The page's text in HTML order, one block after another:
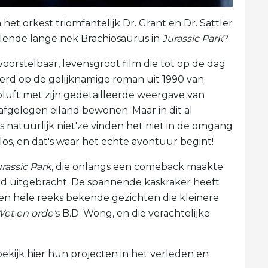
orkest triomfantelijk Dr. Grant en Dr. Sattler
lange nek Brachiosaurus in Jurassic Park?
levensgroot film die tot op de dag
op de gelijknamige roman uit 1990 van
met zijn gedetailleerde weergave van
eiland bewonen. Maar in dit al
natuurlijk niet'ze vinden het niet in de omgang
en dat's waar het echte avontuur begint!
Park, die onlangs een comeback maakte
uitgebracht. De spannende kaskraker heeft
hele reeks bekende gezichten die kleinere
en orde'sB.D. Wong, en die verachtelijke
hier hun projecten in het verleden en